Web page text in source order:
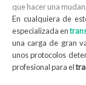
que hacer una
En cualquiera de
especializada en
una carga de gran
unos protocolos
profesional para el